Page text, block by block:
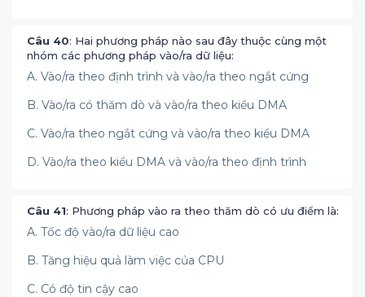
Câu 40: Hai phương pháp nào sau đây thuộc cùng một
nhóm các phương pháp vào/ra dữ liệu:
A. Vào/ra theo định trình và vào/ra theo ngắt cứng
B. Vào/ra có thăm dò và vào/ra theo kiểu DMA
C. Vào/ra theo ngắt cứng và vào/ra theo kiểu DMA
D. Vào/ra theo kiểu DMA và vào/ra theo định trình
Câu 41: Phương pháp vào ra theo thăm dò có ưu điểm là:
A. Tốc độ vào/ra dữ liệu cao
B. Tăng hiệu quả làm việc của CPU
C. Có độ tin cậy cao